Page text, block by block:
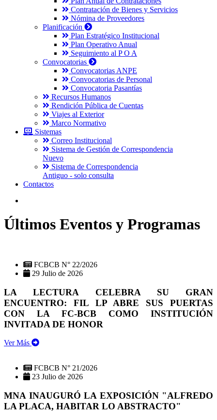
Contratación de Bienes y Servicios
Nómina de Proveedores
Planificación
Plan Estratégico Institucional
Plan Operativo Anual
Seguimiento al P O A
Convocatorias
Convocatorias ANPE
Convocatorias de Personal
Convocatoria Pasantías
Recursos Humanos
Rendición Pública de Cuentas
Viajes al Exterior
Marco Normativo
Sistemas
Correo Institucional
Sistema de Gestión de Correspondencia
Nuevo
Sistema de Correspondencia
Antiguo - solo consulta
Contactos
Últimos Eventos y Programas
FCBCB N° 22/2026
29 Julio de 2026
LA LECTURA CELEBRA SU GRAN
ENCUENTRO: FIL LP ABRE SUS PUERTAS
CON LA FC-BCB COMO INSTITUCIÓN
INVITADA DE HONOR
Ver Más
FCBCB N° 21/2026
23 Julio de 2026
MNA INAUGURÓ LA EXPOSICIÓN "ALFREDO
LA PLACA, HABITAR LO ABSTRACTO"